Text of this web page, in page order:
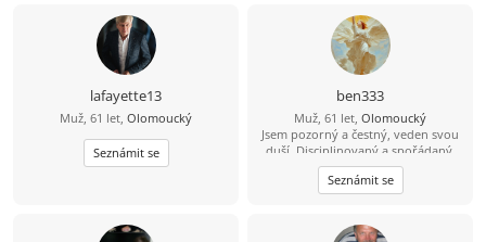
lafayette13
Muž, 61 let, Olomoucký
Seznámit se
ben333
Muž, 61 let, Olomoucký
Jsem pozorný a čestný, veden svou
duší. Disciplinovaný a spořádaný.
Umím pilotovat letadlo, pokud bys
chtěl letět se mnou. Roky bolesti a
vytrvalosti vybudovaly to, kým jsem
spřízněnou duši.
Seznámit se